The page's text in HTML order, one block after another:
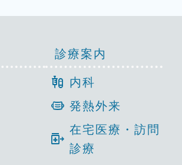
診療案内
mixture_med 内科
medical_mask 発熱外来
outpatient_med
在宅医療・訪問
診療